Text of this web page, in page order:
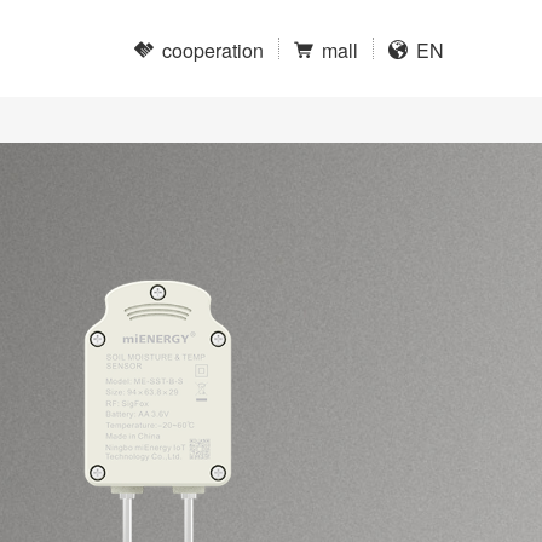
cooperation mall EN